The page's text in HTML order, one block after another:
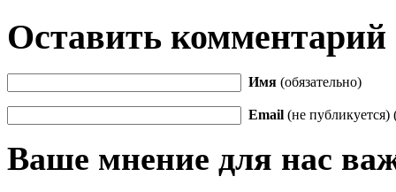
Оставить комментарий
Имя (обязательно)
Email (не публикуется)
Ваше мнение для нас